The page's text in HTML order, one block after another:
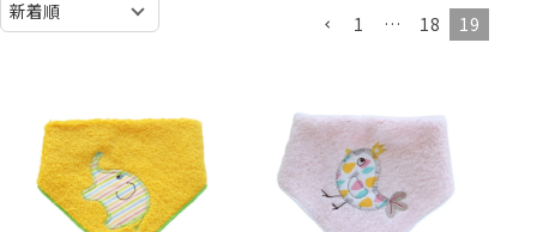
1 … 18 19